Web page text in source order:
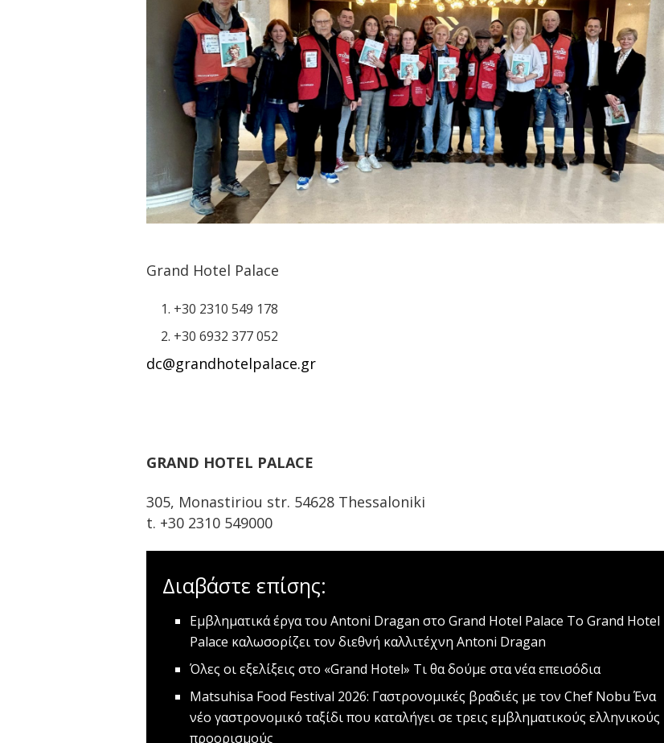
Grand Hotel Palace
+30 2310 549 178
+30 6932 377 052
dc@grandhotelpalace.gr
GRAND HOTEL PALACE
305, Monastiriou str. 54628 Thessaloniki
t. +30 2310 549000
Διαβάστε επίσης:
Εμβληματικά έργα του Antoni Dragan στο Grand Hotel Palace Το Grand Hotel
Palace καλωσορίζει τον διεθνή καλλιτέχνη Antoni Dragan
Όλες οι εξελίξεις στο «Grand Hotel» Τι θα δούμε στα νέα επεισόδια
Matsuhisa Food Festival 2026: Γαστρονομικές βραδιές με τον Chef Nobu Ένα
νέο γαστρονομικό ταξίδι που καταλήγει σε τρεις εμβληματικούς ελληνικούς
προορισμούς